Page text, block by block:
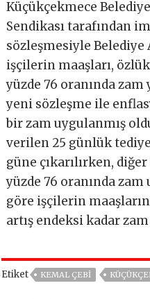
Küçükçekmece
Sendikası tarafından
sözleşmesiyle Belediye
işçilerin maaşları,
yüzde 76 oranında zam
yeni sözleşme ile
bir zam uygulanmış
verilen 25 günlük
güne çıkarılırken,
yüzde 76 oranında zam
göre işçilerin
artış endeksi kadar
Etiket KEMAL ÇEBI